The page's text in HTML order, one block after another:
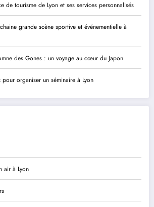
de tourisme de Lyon et ses services personnalisés
grande scène sportive et événementielle à
des Gones : un voyage au cœur du Japon
organiser un séminaire à Lyon
air à Lyon